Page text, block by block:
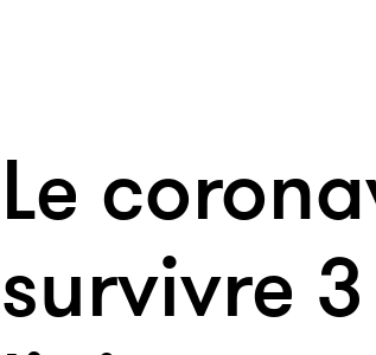
Le
survivre